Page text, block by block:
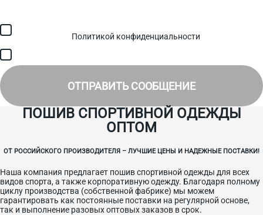
Политикой конфиденциальности
ОТПРАВИТЬ СООБЩЕНИЕ
ПОШИВ СПОРТИВНОЙ ОДЕЖДЫ
ОПТОМ
ОТ РОССИЙСКОГО ПРОИЗВОДИТЕЛЯ – ЛУЧШИЕ ЦЕНЫ И НАДЕЖНЫЕ ПОСТАВКИ!
Наша компания предлагает пошив спортивной одежды для всех
видов спорта, а также корпоративную одежду. Благодаря полному
циклу производства (собственной фабрике) мы можем
гарантировать как постоянные поставки на регулярной основе,
так и выполнение разовых оптовых заказов в срок.